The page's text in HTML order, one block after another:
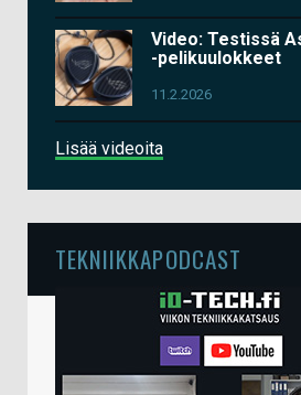
Video: Testissä
-pelikuulokkeet
11.2.2026
Lisää videoita
TEKNIIKKAPODCAST